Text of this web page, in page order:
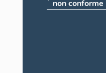
non conforme